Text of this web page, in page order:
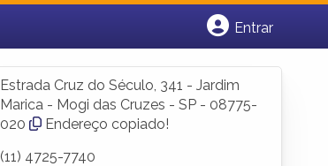
Entrar
Fazer login
Criar conta
Estrada Cruz do Século, 341 - Jardim
Marica - Mogi das Cruzes - SP - 08775-
020
Endereço copiado!
(11) 4725-7740